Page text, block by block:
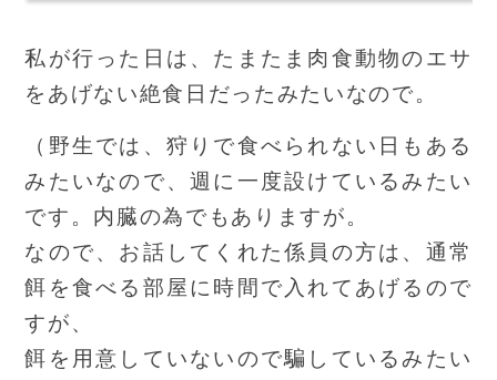
私が行った日は、たまたま肉食動物のエサ
をあげない絶食日だったみたいなので。
（野生では、狩りで食べられない日もある
みたいなので、週に一度設けているみたい
です。内臓の為でもありますが。
なので、お話してくれた係員の方は、通常
餌を食べる部屋に時間で入れてあげるので
すが、
餌を用意していないので騙しているみたい